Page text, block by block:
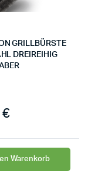
GRILLBÜRSTE
DREIREIHIG
€
Warenkorb